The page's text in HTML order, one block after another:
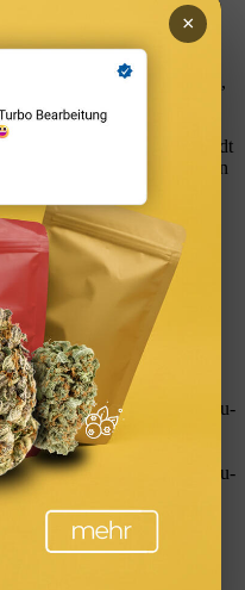
Geschichte im
aus Frankfurt-Nähe,
Preisabschlägen bietet
selbst nicht mehr
Charakter der Stadt
findet in Offenbach ein
– allerdings auch
uploads/2023/03/ImmoGuru-
kostenlos-vermoegen-
W_kinski
uploads/2023/03/ImmoGuru-
kostenlos-vermoegen-
2026-02-13
Offenbach: Kaufen,
×